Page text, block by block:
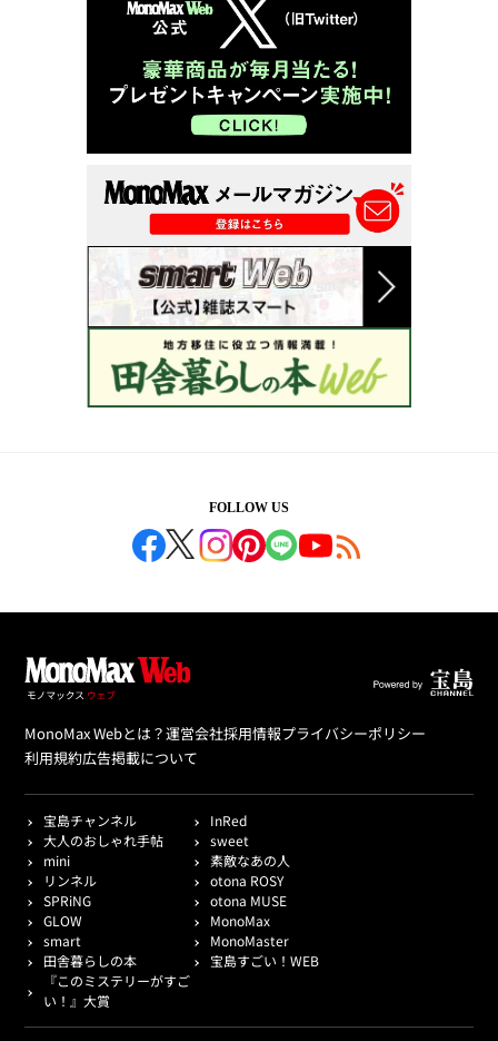
FOLLOW US
MonoMax Webとは？運営会社採用情報プライバシーポリシー
利用規約広告掲載について
宝島チャンネル
InRed
大人のおしゃれ手帖
sweet
mini
素敵なあの人
リンネル
otona ROSY
SPRiNG
otona MUSE
GLOW
MonoMax
smart
MonoMaster
田舎暮らしの本
宝島すごい！WEB
『このミステリーがすご
い！』大賞